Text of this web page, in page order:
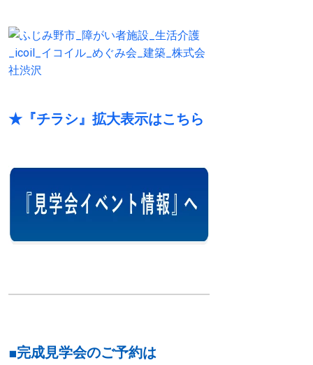
★『チラシ』拡大表示はこちら
■完成見学会のご予約は